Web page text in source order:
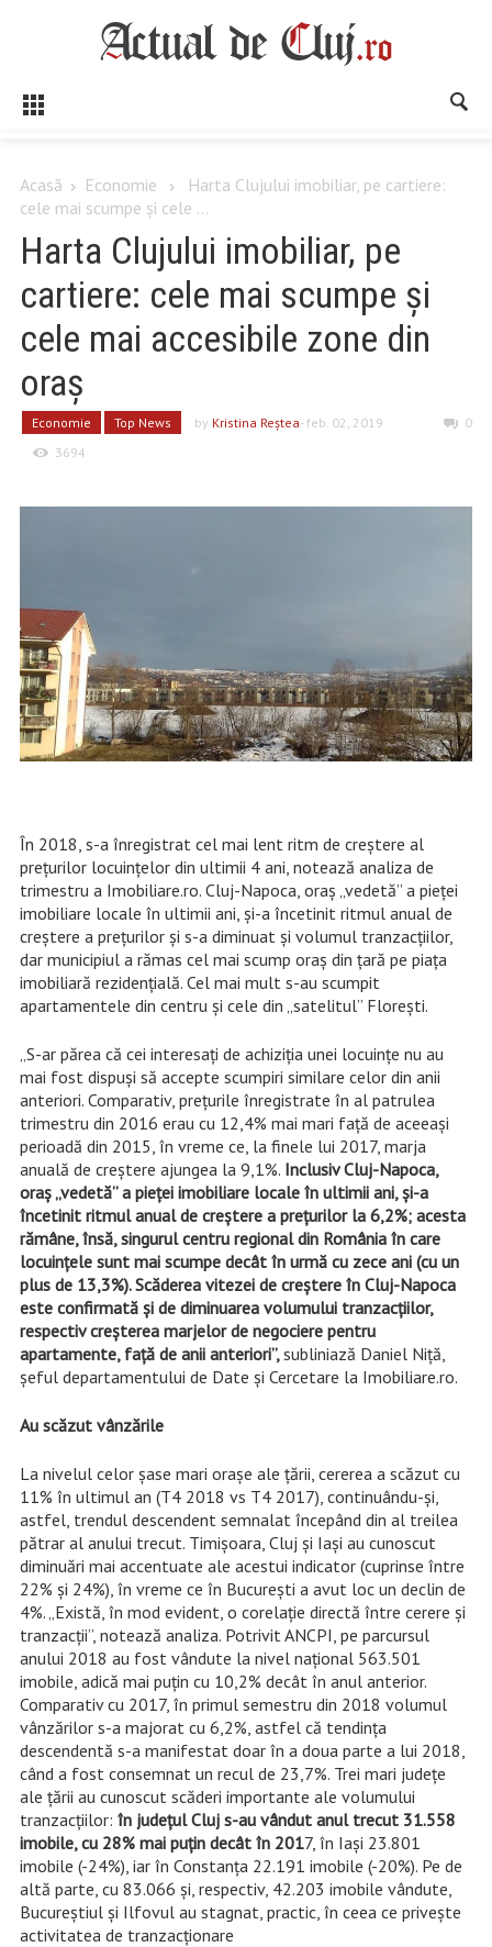
Acasă Economie
Harta Clujului imobiliar, pe cartiere:
cele mai scumpe şi cele ...
Harta Clujului imobiliar, pe
cartiere: cele mai scumpe şi
cele mai accesibile zone din
oraş
Economie Top News by Kristina Reştea- feb. 02, 2019
0
3694
În 2018, s-a înregistrat cel mai lent ritm de creștere al
prețurilor locuințelor din ultimii 4 ani, notează analiza de
trimestru a Imobiliare.ro. Cluj-Napoca, oraș „vedetă” a pieței
imobiliare locale în ultimii ani, și-a încetinit ritmul anual de
creștere a prețurilor şi s-a diminuat şi volumul tranzacţiilor,
dar municipiul a rămas cel mai scump oraş din ţară pe piaţa
imobiliară rezidenţială. Cel mai mult s-au scumpit
apartamentele din centru şi cele din „satelitul” Floreşti.
„S-ar părea că cei interesați de achiziția unei locuințe nu au
mai fost dispuși să accepte scumpiri similare celor din anii
anteriori. Comparativ, prețurile înregistrate în al patrulea
trimestru din 2016 erau cu 12,4% mai mari față de aceeași
perioadă din 2015, în vreme ce, la finele lui 2017, marja
anuală de creștere ajungea la 9,1%. Inclusiv Cluj-Napoca,
oraș „vedetă” a pieței imobiliare locale în ultimii ani, și-a
încetinit ritmul anual de creștere a prețurilor la 6,2%; acesta
rămâne, însă, singurul centru regional din România în care
locuințele sunt mai scumpe decât în urmă cu zece ani (cu un
plus de 13,3%). Scăderea vitezei de creștere în Cluj-Napoca
este confirmată și de diminuarea volumului tranzacțiilor,
respectiv creșterea marjelor de negociere pentru
apartamente, față de anii anteriori”,subliniază Daniel Niţă,
şeful departamentului de Date şi Cercetare la Imobiliare.ro.
Au scăzut vânzările
La nivelul celor șase mari orașe ale țării, cererea a scăzut cu
11% în ultimul an (T4 2018 vs T4 2017), continuându-și,
astfel, trendul descendent semnalat începând din al treilea
pătrar al anului trecut. Timișoara, Cluj și Iași au cunoscut
diminuări mai accentuate ale acestui indicator (cuprinse între
22% și 24%), în vreme ce în București a avut loc un declin de
4%. „Există, în mod evident, o corelație directă între cerere și
tranzacții”, notează analiza. Potrivit ANCPI, pe parcursul
anului 2018 au fost vândute la nivel național 563.501
imobile, adică mai puțin cu 10,2% decât în anul anterior.
Comparativ cu 2017, în primul semestru din 2018 volumul
vânzărilor s-a majorat cu 6,2%, astfel că tendința
descendentă s-a manifestat doar în a doua parte a lui 2018,
când a fost consemnat un recul de 23,7%. Trei mari județe
ale țării au cunoscut scăderi importante ale volumului
tranzacțiilor: în județul Cluj s-au vândut anul trecut 31.558
imobile, cu 28% mai puțin decât în 2017, în Iași 23.801
imobile (-24%), iar în Constanța 22.191 imobile (-20%). Pe de
altă parte, cu 83.066 și, respectiv, 42.203 imobile vândute,
Bucureștiul și Ilfovul au stagnat, practic, în ceea ce privește
activitatea de tranzacționare